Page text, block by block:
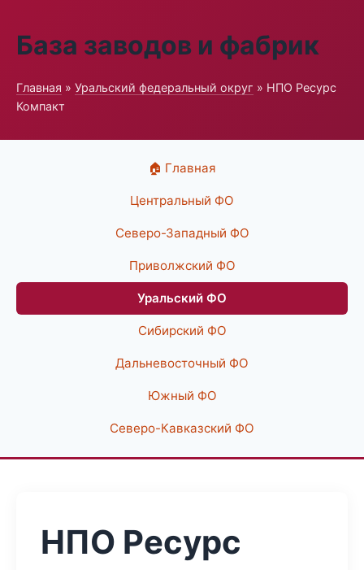
База заводов и фабрик
Главная » Уральский федеральный округ » НПО Ресурс
Компакт
🏠 Главная
Центральный ФО
Северо-Западный ФО
Приволжский ФО
Уральский ФО
Сибирский ФО
Дальневосточный ФО
Южный ФО
Северо-Кавказский ФО
НПО Ресурс